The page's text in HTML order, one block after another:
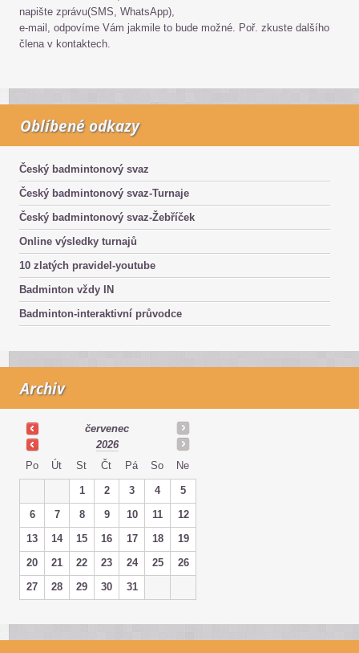
napište zprávu(SMS, WhatsApp),
e-mail, odpovíme Vám jakmile to bude možné. Poř. zkuste dalšího
člena v kontaktech.
Oblíbené odkazy
Český badmintonový svaz
Český badmintonový svaz-Turnaje
Český badmintonový svaz-Žebříček
Online výsledky turnajů
10 zlatých pravidel-youtube
Badminton vždy IN
Badminton-interaktivní průvodce
Archiv
červenec
2026
Po
Út St Čt Pá So Ne
1 2 3 4
5
6
7 8 9 10 11
12
13
14 15 16 17 18
19
20
21 22 23 24 25
26
27
28 29 30 31